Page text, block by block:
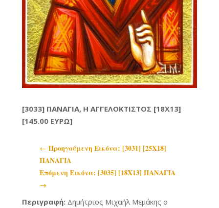
[3033] ΠΑΝΑΓΙΑ, Η ΑΓΓΕΛΟΚΤΙΣΤΟΣ [18X13]
[145.00 ΕΥΡΩ]
← Προηγoύμενη Εικόνα: [3031] [25Χ18]
ΠΑΝΑΓΙΑ
Επόμενη Εικόνα: [3035] [18Χ13] ΠΑΝΑΓΙΑ
→
Περιγραφή:Δημήτριος Μιχαήλ Μεμάκης ο